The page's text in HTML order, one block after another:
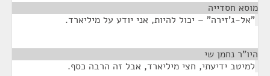
מוסא חסדייה
"אל-ג'זירה" – יכול להיות, אני יודע על מיליארד.
היו"ר נחמן שי
למיטב ידיעתי, חצי מיליארד, אבל זה הרבה כסף.